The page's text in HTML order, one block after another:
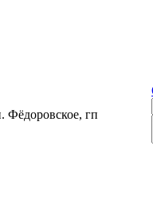
Фёдоровское, гп